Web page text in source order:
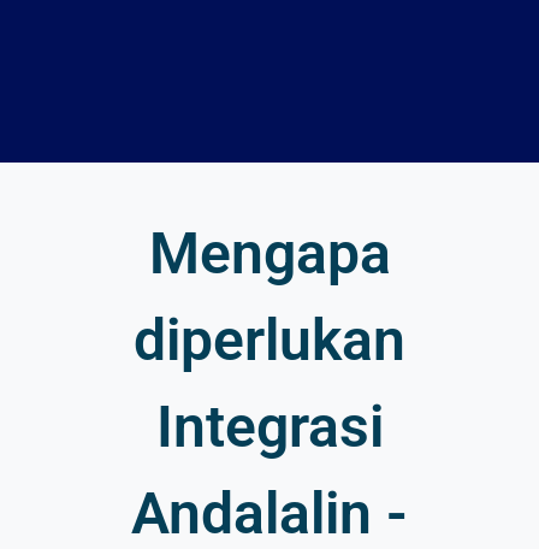
Mengapa
diperlukan
Integrasi
Andalalin -